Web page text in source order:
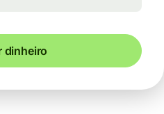
dinheiro